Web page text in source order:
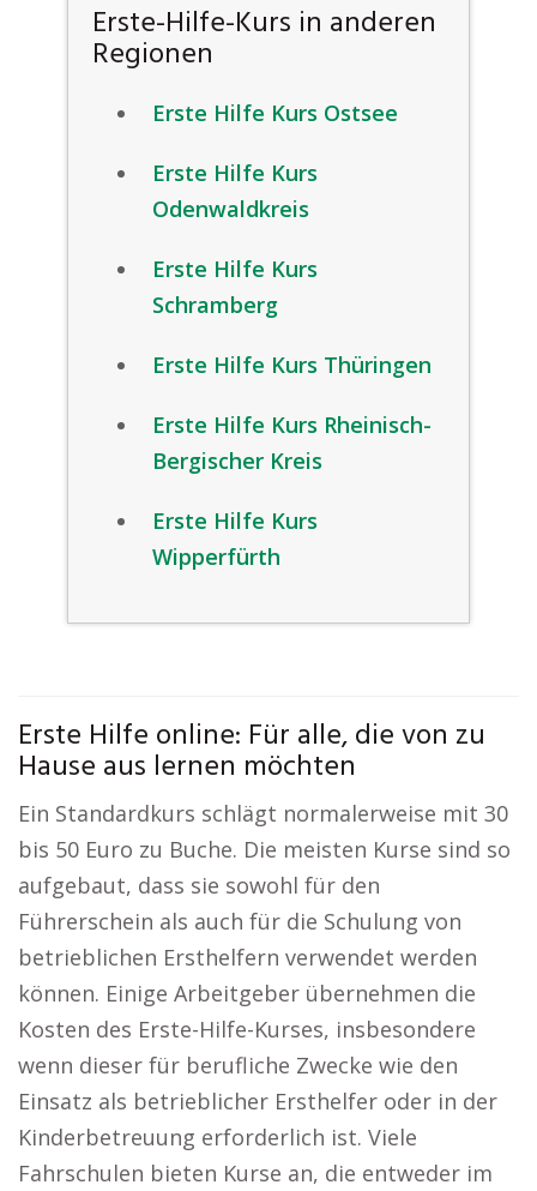
Erste-Hilfe-Kurs in anderen
Regionen
Erste Hilfe Kurs Ostsee
Erste Hilfe Kurs
Odenwaldkreis
Erste Hilfe Kurs
Schramberg
Erste Hilfe Kurs Thüringen
Erste Hilfe Kurs Rheinisch-
Bergischer Kreis
Erste Hilfe Kurs
Wipperfürth
Erste Hilfe online: Für alle, die von zu
Hause aus lernen möchten
Ein Standardkurs schlägt normalerweise mit 30
bis 50 Euro zu Buche. Die meisten Kurse sind so
aufgebaut, dass sie sowohl für den
Führerschein als auch für die Schulung von
betrieblichen Ersthelfern verwendet werden
können. Einige Arbeitgeber übernehmen die
Kosten des Erste-Hilfe-Kurses, insbesondere
wenn dieser für berufliche Zwecke wie den
Einsatz als betrieblicher Ersthelfer oder in der
Kinderbetreuung erforderlich ist. Viele
Fahrschulen bieten Kurse an, die entweder im